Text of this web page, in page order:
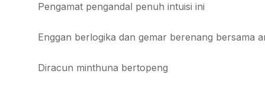
Pengamat pengandal penuh intuisi ini
Enggan berlogika dan gemar berenang bersama
Diracun minthuna bertopeng